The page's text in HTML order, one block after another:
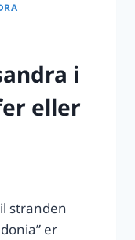
i
eller
stranden
er